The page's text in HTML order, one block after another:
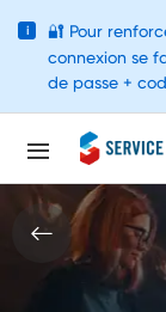
i 🔐 Pour
connexion se
de passe +